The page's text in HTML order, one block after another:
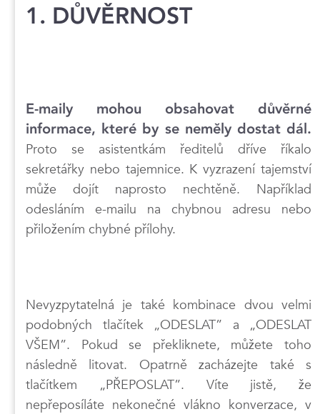
1. DŮVĚRNOST
E-maily mohou obsahovat důvěrné
informace, které by se neměly dostat dál.
Proto se asistentkám ředitelů dříve říkalo
sekretářky nebo tajemnice. K vyzrazení tajemství
může dojít naprosto nechtěně. Například
odesláním e-mailu na chybnou adresu nebo
přiložením chybné přílohy.
Nevyzpytatelná je také kombinace dvou velmi
podobných tlačítek „ODESLAT” a „ODESLAT
VŠEM”. Pokud se překliknete, můžete toho
následně litovat. Opatrně zacházejte také s
tlačítkem „PŘEPOSLAT”. Víte jistě, že
nepřeposíláte nekonečné vlákno konverzace, v